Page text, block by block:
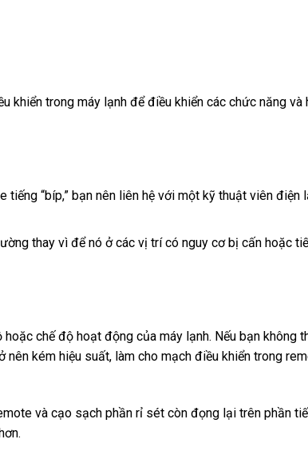
khiển trong máy lạnh để điều khiển các chức năng và
“bíp,” bạn nên liên hệ với một kỹ thuật viên điện
thay vì để nó ở các vị trí có nguy cơ bị cấn hoặc
chế độ hoạt động của máy lạnh. Nếu bạn không
kém hiệu suất, làm cho mạch điều khiển trong
và cạo sạch phần rỉ sét còn đọng lại trên phần